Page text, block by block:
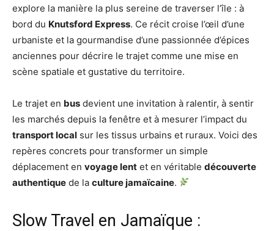
explore la manière la plus sereine de traverser l’île : à
bord du Knutsford Express. Ce récit croise l’œil d’une
urbaniste et la gourmandise d’une passionnée d’épices
anciennes pour décrire le trajet comme une mise en
scène spatiale et gustative du territoire.
Le trajet en bus devient une invitation à ralentir, à sentir
les marchés depuis la fenêtre et à mesurer l’impact du
transport local sur les tissus urbains et ruraux. Voici des
repères concrets pour transformer un simple
déplacement en voyage lent et en véritable découverte
authentique de la culture jamaïcaine.
Slow Travel en Jamaïque :